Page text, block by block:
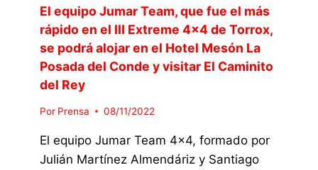
N
L
A
T
G
O
M
R
T
E
2
2
3
El equipo Jumar Team, que fue el más
rápido en el III Extreme 4×4 de Torrox,
se podrá alojar en el Hotel Mesón La
Posada del Conde y visitar El Caminito
del Rey
Por Prensa 08/11/2022
El equipo Jumar Team 4×4, formado por
Julián Martínez Almendáriz y Santiago